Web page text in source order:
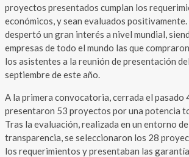
proyectos presentados cumplan los
económicos, y sean evaluados
despertó un gran interés a nivel mundial,
empresas de todo el mundo las que
los asistentes a la reunión de presentación
septiembre de este año.
A la primera convocatoria, cerrada el pasado
presentaron 53 proyectos por una potencia
Tras la evaluación, realizada en un entorno
transparencia, se seleccionaron los 28
los requerimientos y presentaban las